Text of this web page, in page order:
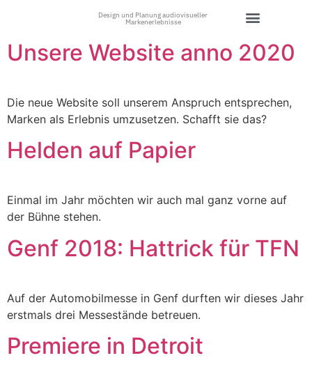
Design und Planung audiovisueller
Markenerlebnisse
Unsere Website anno 2020
Die neue Web­site soll unse­rem Anspruch ent­spre­chen,
Mar­ken als Erleb­nis umzu­set­zen. Schafft sie das?
Helden auf Papier
Ein­mal im Jahr möch­ten wir auch mal ganz vor­ne auf
der Büh­ne stehen.
Genf 2018: Hattrick für TFN
Auf der Auto­mo­bil­mes­se in Genf durf­ten wir die­ses Jahr
erst­mals drei Mes­se­stän­de betreuen.
Premiere in Detroit